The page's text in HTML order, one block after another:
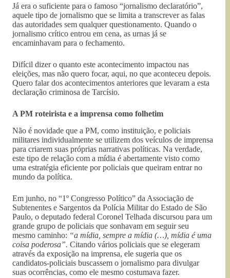
Já era o suficiente para o famoso “jornalismo declaratório”,
aquele tipo de jornalismo que se limita a transcrever as falas
das autoridades sem qualquer questionamento. Quando o
jornalismo crítico entrou em cena, as urnas já se
encaminhavam para o fechamento.
Difícil dizer o quanto este acontecimento impactou nas
eleições, mas não quero focar, aqui, no que aconteceu depois.
Quero falar dos acontecimentos anteriores que levaram a esta
declaração criminosa de Tarcísio.
A PM roteirista e a imprensa como folhetim
Não é novidade que a PM, como instituição, e policiais
militares individualmente se utilizem dos veículos de imprensa
para criarem suas próprias narrativas políticas. Na verdade,
este tipo de relação com a mídia é abertamente visto como
uma estratégia eficiente por policiais que queiram entrar no
mundo da política.
Em junho, no “1º Congresso Político” da Associação de
Subtenentes e Sargentos da Polícia Militar do Estado de São
Paulo, o deputado federal Coronel Telhada discursou para um
grande grupo de policiais que sonhavam em seguir seu
mesmo caminho: “a mídia, sempre a mídia (…), mídia é uma
coisa poderosa”. Citando vários policiais que se elegeram
através da exposição na imprensa, ele sugeria que os
candidatos-policiais buscassem o jornalismo para divulgar
suas ocorrências, como ele mesmo costumava fazer.